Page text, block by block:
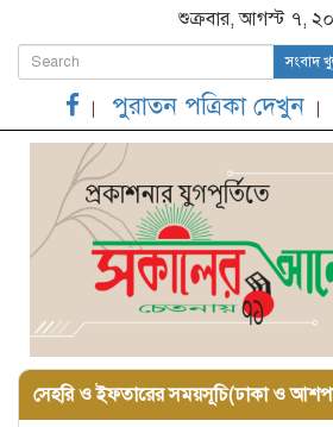
শুক্রবার, আগস্ট ৭,
সংবাদ
পুরাতন পত্রিকা দেখুন
সেহরি ও ইফতারের সময়সূচি(ঢাকা ও